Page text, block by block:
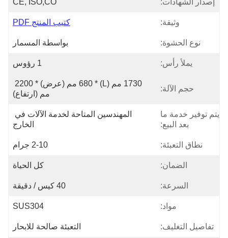
إصدار الشهادات: CE, ISO,CO
وثيقة: كتيب المنتج PDF
نوع الحشوة: بواسطة المسمار
يملأ رأس: 1 رؤوس
حجم الآلة:
1730 مم (L) * 680 مم (عرض) * 2200
مم (ارتفاع)
يتم توفير خدمة ما
بعد البيع:
الخارج
نطاق التعبئة: 2-10 جرام
الضمان: كل الحياة
السرعة: 40 كيس / دقيقة
مواد: SUS304
تفاصيل التغليف: التعبئة صالحة للابحار